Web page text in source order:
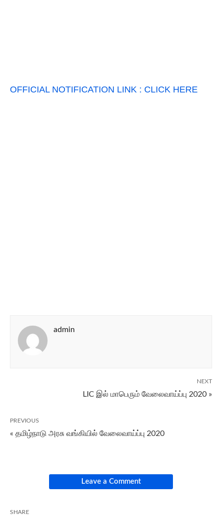
OFFICIAL NOTIFICATION LINK : CLICK HERE
admin
NEXT
LIC இல் மாபெரும் வேலைவாய்ப்பு 2020 »
PREVIOUS
« தமிழ்நாடு அரசு வங்கியில் வேலைவாய்ப்பு 2020
Leave a Comment
SHARE